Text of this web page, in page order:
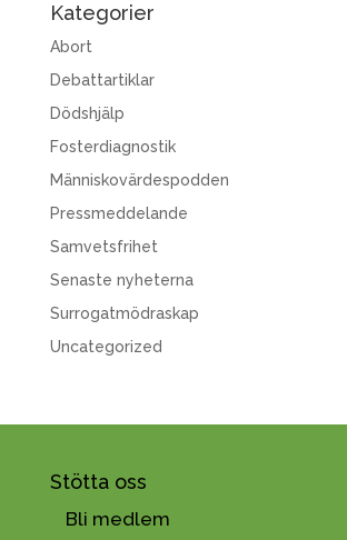
Kategorier
Abort
Debattartiklar
Dödshjälp
Fosterdiagnostik
Människovärdespodden
Pressmeddelande
Samvetsfrihet
Senaste nyheterna
Surrogatmödraskap
Uncategorized
Stötta oss
Bli medlem